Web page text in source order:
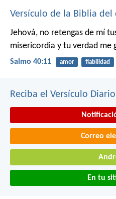
Versículo de la Biblia del
Jehová, no retengas de mí
misericordia y tu verdad me
Salmo 40:11 amor fiabilidad
Reciba el Versículo
Correo
En tu